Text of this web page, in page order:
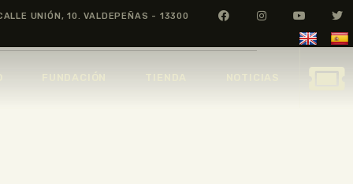
UNIÓN, 10. VALDEPEÑAS - 13300